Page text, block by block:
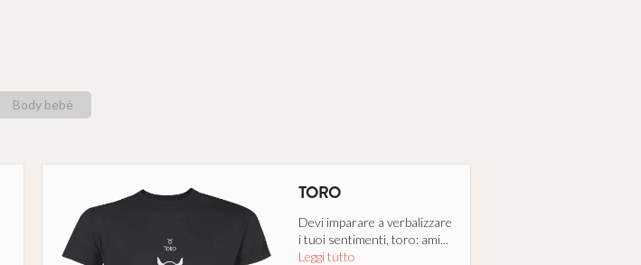
Body bebè
TORO
Devi imparare a verbalizzare
i tuoi sentimenti, toro: ami...
Leggi tutto